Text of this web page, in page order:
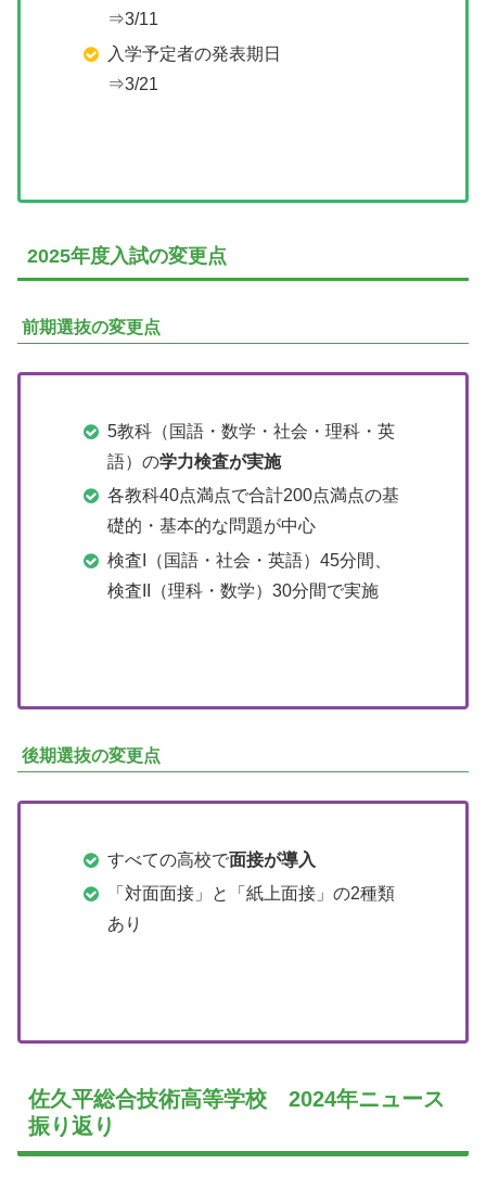
⇒3/11
入学予定者の発表期日
⇒3/21
2025年度入試の変更点
前期選抜の変更点
5教科（国語・数学・社会・理科・英
語）の学力検査が実施
各教科40点満点で合計200点満点の基
礎的・基本的な問題が中心
検査I（国語・社会・英語）45分間、
検査II（理科・数学）30分間で実施
後期選抜の変更点
すべての高校で面接が導入
「対面面接」と「紙上面接」の2種類
あり
佐久平総合技術高等学校 2024年ニュース
振り返り